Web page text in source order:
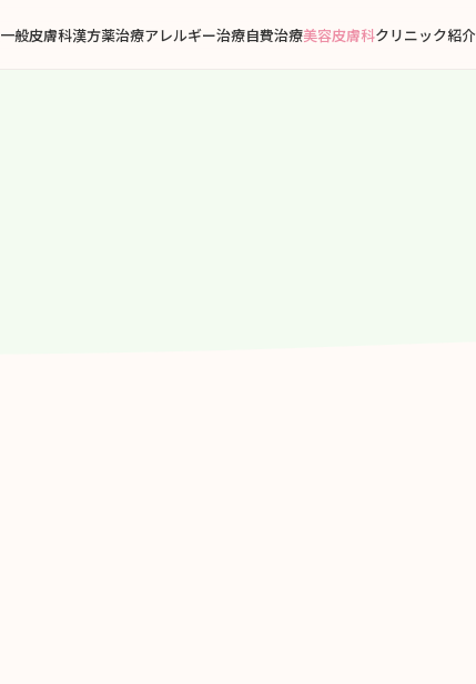
一般皮膚科漢方薬治療アレルギー治療自費治療美容皮膚科クリニック紹介